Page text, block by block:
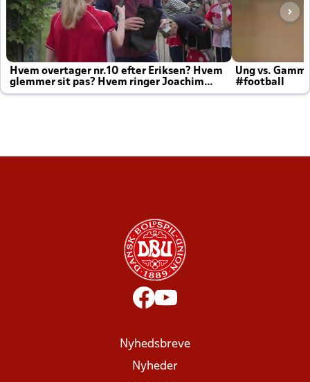
Hvem overtager nr.10 efter Eriksen? Hvem
glemmer sit pas? Hvem ringer Joachim
altid til efter kampe?
Ung vs.
#football
Nyhedsbreve
Nyheder